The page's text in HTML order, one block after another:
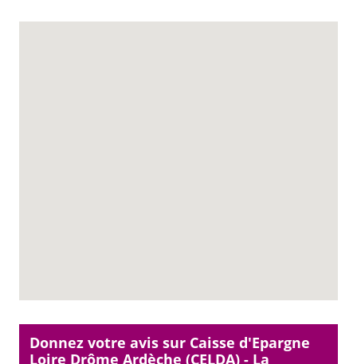
Donnez votre avis sur Caisse d'Epargne
Loire Drôme Ardèche (CELDA) - La